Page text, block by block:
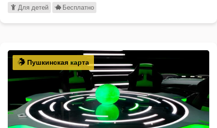
Для детей Бесплатно
Пушкинская карта